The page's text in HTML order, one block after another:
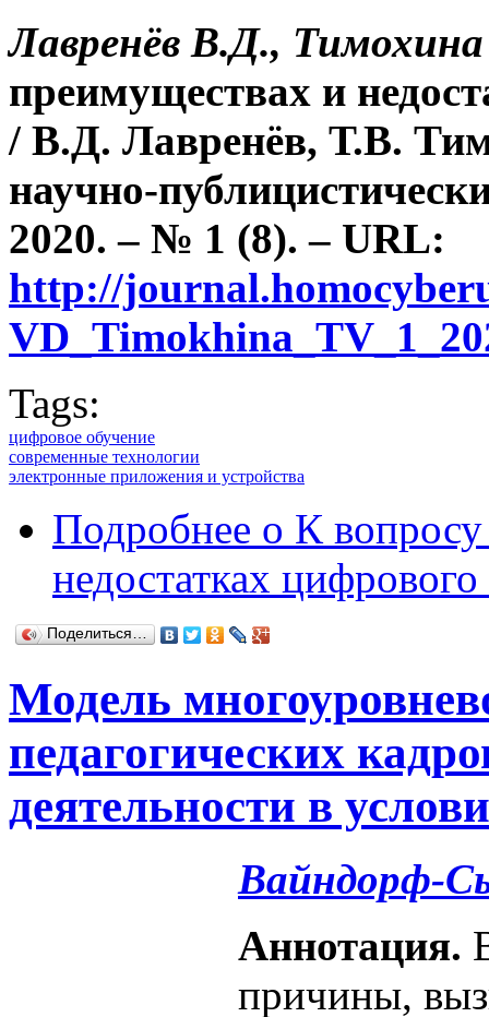
Лавренёв В.Д.,
преимуществах и
/ В.Д. Лавренёв, Т.В.
научно-
2020. – № 1 (8). – URL:
http://
Tags:
цифровое обучение
современные технологии
электронные приложения и устройства
Подробнее о К
недостатках
Поделиться…
Модель
педагогических
деятельности в
Вайндорф-
Аннотация.
причины,